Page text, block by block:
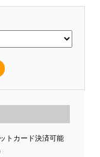
トカード決済可能